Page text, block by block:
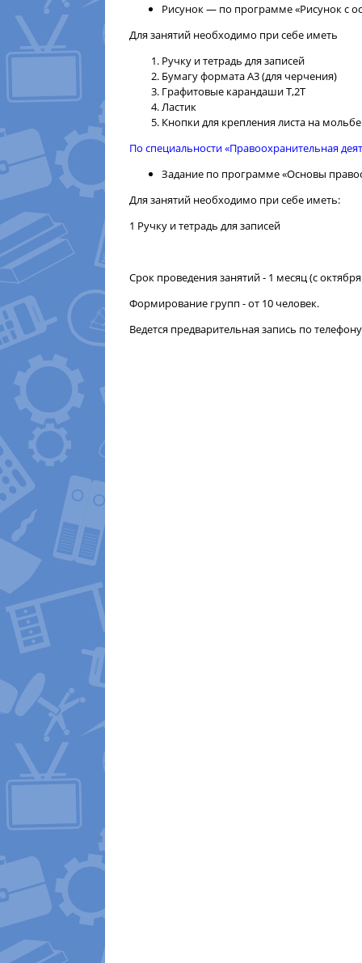
Рисунок — по программе «Рисунок с
Для занятий необходимо при себе иметь
Ручку и тетрадь для записей
Бумагу формата А3 (для черчения)
Графитовые карандаши Т,2Т
Ластик
Кнопки для крепления листа на
По специальности «Правоохранительная
Задание по программе «Основы
Для занятий необходимо при себе иметь:
1 Ручку и тетрадь для записей
Срок проведения занятий - 1 месяц (с
Формирование групп - от 10 человек.
Ведется предварительная запись по